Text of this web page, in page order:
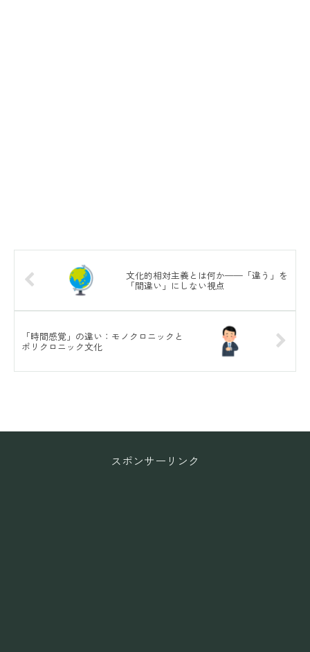
文化的相対主義とは何か——「違う」を
「間違い」にしない視点
「時間感覚」の違い：モノクロニックと
ポリクロニック文化
スポンサーリンク